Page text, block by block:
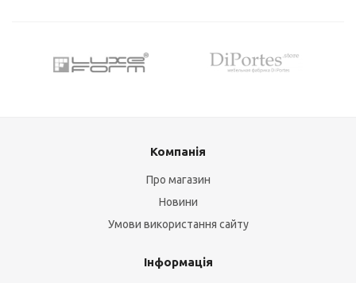
Компанія
Про магазин
Новини
Умови використання сайту
Інформація